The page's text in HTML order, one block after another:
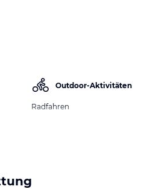
Outdoor-Aktivitäten
Radfahren